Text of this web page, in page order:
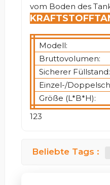
vom Boden des
Modell:
Bruttovolumen:
Sicherer Füllstand:
Einzel-/
Größe (L*B*H):
123
Beliebte Tags :